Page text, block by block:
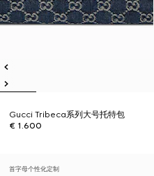
Gucci Tribeca系列大号托特包
€ 1.600
首字母个性化定制